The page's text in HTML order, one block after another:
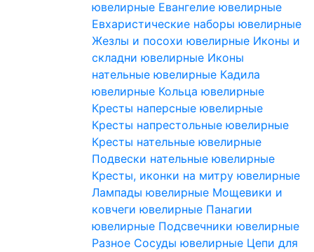
ювелирные Евангелие ювелирные
Евхаристические наборы ювелирные
Жезлы и посохи ювелирные Иконы и
складни ювелирные Иконы
нательные ювелирные Кадила
ювелирные Кольца ювелирные
Кресты наперсные ювелирные
Кресты напрестольные ювелирные
Кресты нательные ювелирные
Подвески нательные ювелирные
Кресты, иконки на митру ювелирные
Лампады ювелирные Мощевики и
ковчеги ювелирные Панагии
ювелирные Подсвечники ювелирные
Разное Сосуды ювелирные Цепи для